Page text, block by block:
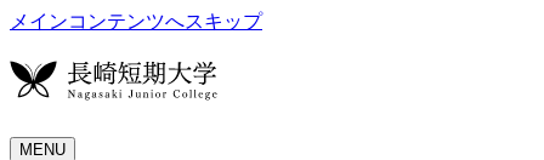
メインコンテンツへスキップ
MENU